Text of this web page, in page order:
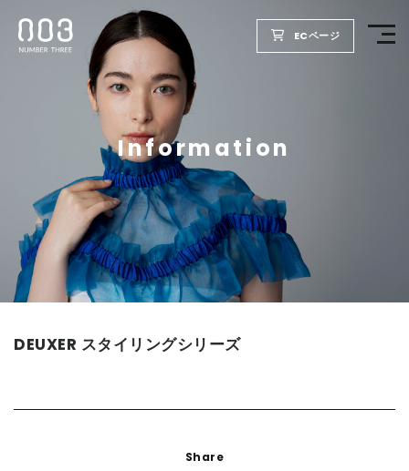
ECページ
Information
DEUXER スタイリングシリーズ
Share
TOP
PRODUCTS
WELLBEING REPORT
FOR SALON